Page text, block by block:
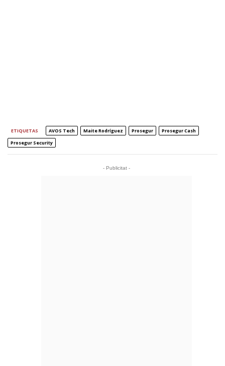
ETIQUETAS AVOS Tech Maite Rodríguez Prosegur
Prosegur Cash
Prosegur Security
- Publicitat -